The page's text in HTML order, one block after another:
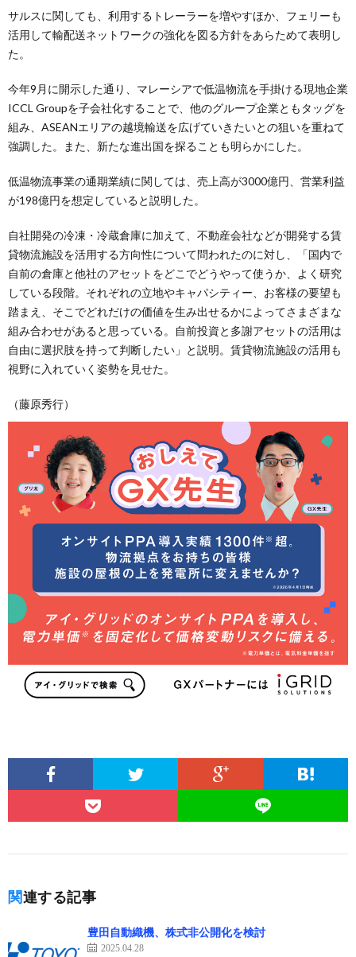
サルスに関しても、利用するトレーラーを増やすほか、フェリーも
活用して輸配送ネットワークの強化を図る方針をあらためて表明し
た。
今年9月に開示した通り、マレーシアで低温物流を手掛ける現地企業
ICCL Groupを子会社化することで、他のグループ企業ともタッグを
組み、ASEANエリアの越境輸送を広げていきたいとの狙いを重ねて
強調した。また、新たな進出国を探ることも明らかにした。
低温物流事業の通期業績に関しては、売上高が3000億円、営業利益
が198億円を想定していると説明した。
自社開発の冷凍・冷蔵倉庫に加えて、不動産会社などが開発する賃
貸物流施設を活用する方向性について問われたのに対し、「国内で
自前の倉庫と他社のアセットをどこでどうやって使うか、よく研究
している段階。それぞれの立地やキャパシティー、お客様の要望も
踏まえ、そこでどれだけの価値を生み出せるかによってさまざまな
組み合わせがあると思っている。自前投資と多謝アセットの活用は
自由に選択肢を持って判断したい」と説明。賃貸物流施設の活用も
視野に入れていく姿勢を見せた。
（藤原秀行）
関連する記事
豊田自動織機、株式非公開化を検討
2025.04.28